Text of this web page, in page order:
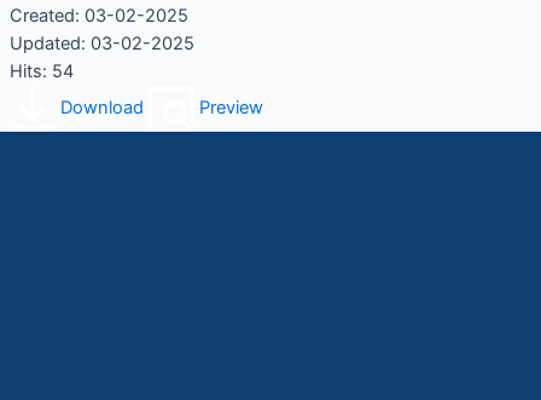
Created: 03-02-2025
Updated: 03-02-2025
Hits: 54
Download
Preview